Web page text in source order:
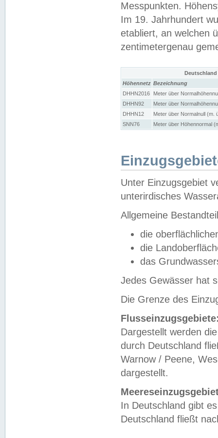
Messpunkten.
Im 19. Jahrhundert
etabliert, an welchen
zentimetergenau
Höhennetz Bezeichnung
DHHN2016
Meter über
DHHN92
Meter über
DHHN12
Meter über Normalnull (m.
SNN76
Meter über Höhennormal
Unter Einzugsgebiet
unterirdisches
Allgemeine
die
die
das
Jedes Gewässer hat
Die Grenze des
Dargestellt werden
durch Deutschland
Warnow / Peene,
dargestellt.
In Deutschland gibt
Deutschland fließt